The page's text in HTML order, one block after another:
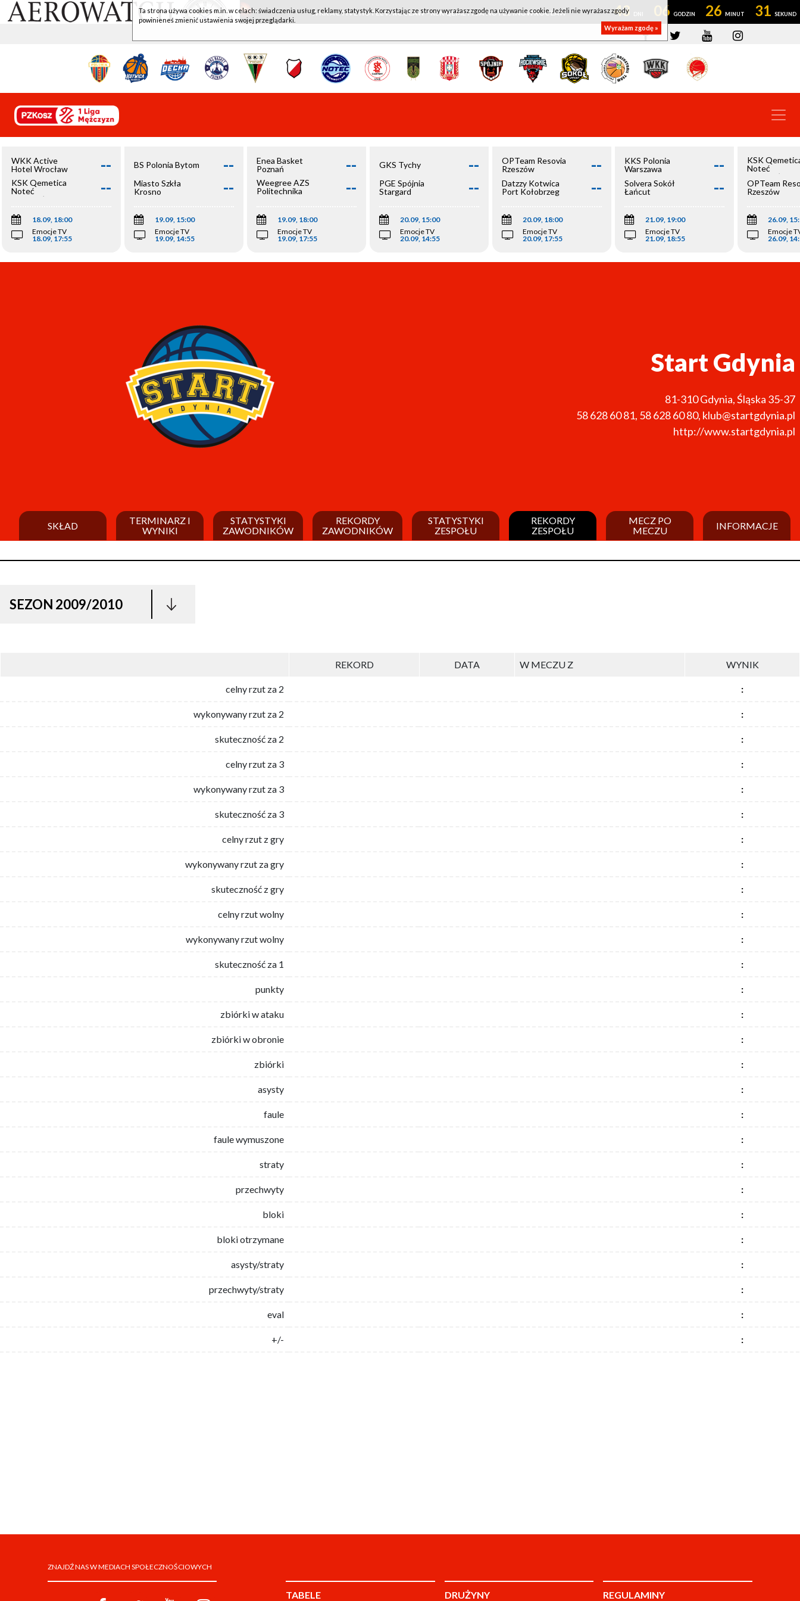
WKK ACTIVE HOTEL WROCŁAW - KSK QEMETICA NOTEĆ INOWROCŁAW 43 06 26 30
WKK Active
Hotel Wrocław
--
KSK Qemetica
Noteć
Inowrocław
--
18.09, 18:00
Emocje TV
18.09, 17:55
BS Polonia Bytom --
Miasto Szkła
Krosno
--
19.09, 15:00
Emocje TV
19.09, 14:55
Enea Basket
Poznań
--
Weegree AZS
Politechnika
--
19.09, 18:00
Emocje TV
19.09, 17:55
GKS Tychy --
PGE Spójnia
Stargard
--
20.09, 15:00
Emocje TV
20.09, 14:55
OPTeam Resovia
Rzeszów
--
Datzzy Kotwica
Port Kołobrzeg
--
20.09, 18:00
Emocje TV
20.09, 17:55
KKS Polonia
Warszawa
--
Solvera Sokół
Łańcut
--
21.09, 19:00
Emocje TV
21.09, 18:55
KSK
Noteć
Inowrocław
OPTeam
Rzeszów
26.09,
Emocje
26.09,
Start Gdynia
81-310Gdynia,Śląska 35-37
58 628 60 81, 58 628 60 80, klub@startgdynia.pl
http://www.startgdynia.pl
SKŁAD
TERMINARZ I
WYNIKI
STATYSTYKI
ZAWODNIKÓW
REKORDY
ZAWODNIKÓW
STATYSTYKI
ZESPOŁU
REKORDY
ZESPOŁU
MECZ PO
MECZU
INFORMACJE
SEZON 2009/2010
REKORD DATA W MECZU Z WYNIK
celny rzut za 2 :
wykonywany rzut za 2 :
skuteczność za 2 :
celny rzut za 3 :
wykonywany rzut za 3 :
skuteczność za 3 :
celny rzut z gry :
wykonywany rzut za gry :
skuteczność z gry :
celny rzut wolny :
wykonywany rzut wolny :
skuteczność za 1 :
punkty :
zbiórki w ataku :
zbiórki w obronie :
zbiórki :
asysty :
faule :
faule wymuszone :
straty :
przechwyty :
bloki :
bloki otrzymane :
asysty/straty :
przechwyty/straty :
eval :
+/- :
ZNAJDŹ NAS W MEDIACH SPOŁECZNOŚCIOWYCH
TABELE DRUŻYNY REGULAMINY
Ta strona używa cookies m.in. w celach: świadczenia usług, reklamy, statystyk. Korzystając ze strony wyrażasz zgodę na używanie cookie. Jeżeli nie wyrażasz zgody
powinieneś zmienić ustawienia swojej przeglądarki.
Wyrażam zgodę »